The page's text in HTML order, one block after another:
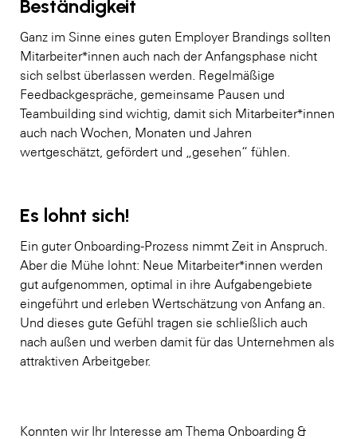
Beständigkeit
Ganz im Sinne eines guten Employer Brandings sollten
Mitarbeiter*innen auch nach der Anfangsphase nicht
sich selbst überlassen werden. Regelmäßige
Feedbackgespräche, gemeinsame Pausen und
Teambuilding sind wichtig, damit sich Mitarbeiter*innen
auch nach Wochen, Monaten und Jahren
wertgeschätzt, gefördert und „gesehen“ fühlen.
Es lohnt sich!
Ein guter Onboarding-Prozess nimmt Zeit in Anspruch.
Aber die Mühe lohnt: Neue Mitarbeiter*innen werden
gut aufgenommen, optimal in ihre Aufgabengebiete
eingeführt und erleben Wertschätzung von Anfang an.
Und dieses gute Gefühl tragen sie schließlich auch
nach außen und werben damit für das Unternehmen als
attraktiven Arbeitgeber.
Konnten wir Ihr Interesse am Thema Onboarding &